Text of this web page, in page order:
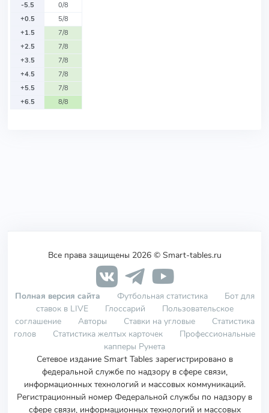
-5.5
0/8
+0.5
5/8
+1.5
7/8
+2.5
7/8
+3.5
7/8
+4.5
7/8
+5.5
7/8
+6.5
8/8
Все права защищены 2026 © Smart-tables.ru
Полная версия сайта Футбольная статистика
Бот для
ставок в LIVE
Глоссарий
Пользовательское
соглашение
Авторы Ставки на угловые
Статистика
голов
Статистика желтых карточек
Профессиональные
капперы Рунета
Сетевое издание Smart Tables зарегистрировано в
федеральной службе по надзору в сфере связи,
информационных технологий и массовых коммуникаций.
Регистрационный номер Федеральной службы по надзору в
сфере связи, информационных технологий и массовых